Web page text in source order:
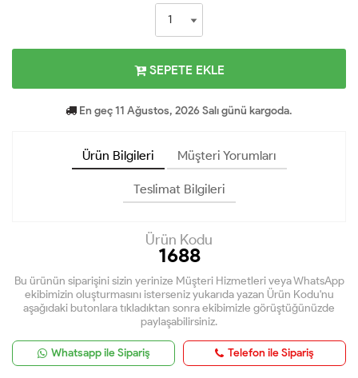
SEPETE EKLE
En geç 11 Ağustos, 2026 Salı günü kargoda.
Ürün Bilgileri Müşteri Yorumları
Teslimat Bilgileri
Ürün Kodu
1688
Bu ürünün siparişini sizin yerinize Müşteri Hizmetleri veya WhatsApp
ekibimizin oluşturmasını isterseniz yukarıda yazan Ürün Kodu'nu
aşağıdaki butonlara tıkladıktan sonra ekibimizle görüştüğünüzde
paylaşabilirsiniz.
Whatsapp ile Sipariş Telefon ile Sipariş